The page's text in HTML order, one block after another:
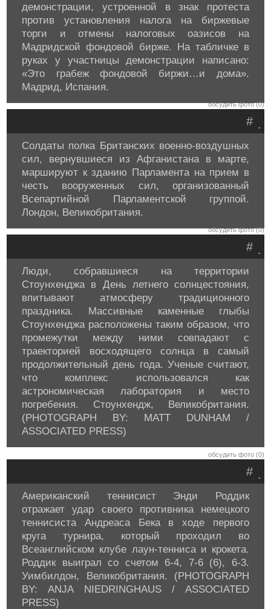
демонстрации, устроенной в знак протеста
против установления налога на биржевые
торги и отмены налоговых оазисов на
Мадридской фондовой бирже. На табличке в
руках у участницы демонстрации написано:
«Это грабеж фондовой биржи…и дома».
Мадрид, Испания.
обсудить фото (0)
.
#
Солдаты полка Британских военно-воздушных
сил, вернувшиеся из Афганистана в марте,
маршируют к зданию Парламента на прием в
честь вооруженных сил, организованный
Всепартийной Парламентской группой.
Лондон, Великобритания.
обсудить фото (0)
.
#
Люди, собравшиеся на территории
Стоунхенджа в День летнего солнцестояния,
впитывают атмосферу традиционного
праздника. Массивные каменные глыбы
Стоунхенджа расположены таким образом, что
промежутки между ними совпадают с
траекторией восходящего солнца в самый
продолжительный день года. Ученые считают,
что комплекс использовался как
астрономическая лаборатория и место
погребения. Стоунхендж, Великобритания.
(PHOTOGRAPH BY: MATT DUNHAM /
ASSOCIATED PRESS)
обсудить фото (0)
.
#
Американский теннисист Энди Роддик
отражает удар своего противника немецкого
теннисиста Андреаса Бека в ходе первого
круга турнира, который проходил во
Всеанглийском клубе лаун-тенниса и крокета.
Роддик выиграл со счетом 6-4, 7-6 (6), 6-3.
Уимбилдон, Великобритания. (PHOTOGRAPH
BY: ANJA NIEDRINGHAUS / ASSOCIATED
PRESS)